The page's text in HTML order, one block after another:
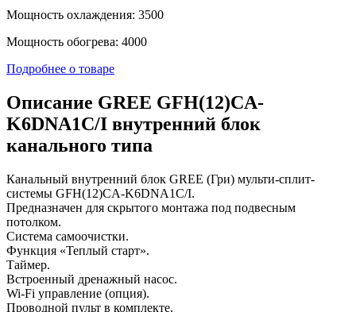
Мощность охлаждения: 3500
Мощность обогрева: 4000
Подробнее о товаре
Описание GREE GFH(12)CA-
K6DNA1C/I внутренний блок
канального типа
Канальный внутренний блок GREE (Гри) мульти-сплит-
системы GFH(12)CA-K6DNA1C/I.
Предназначен для скрытого монтажа под подвесным
потолком.
Система самоочистки.
Функция «Теплый старт».
Таймер.
Встроенный дренажный насос.
Wi-Fi управление (опция).
Проводной пульт в комплекте.